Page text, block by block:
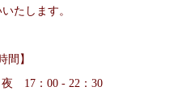
たします。
間】
17：00 - 22：30